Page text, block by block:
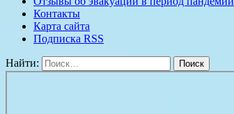
Контакты
Карта сайта
Подписка RSS
Найти: